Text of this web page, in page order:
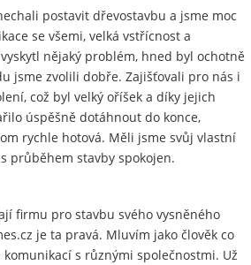
postavit dřevostavbu a jsme moc
se všemi, velká vstřícnost a
nějaký problém, hned byl ochotně
jsme zvolili dobře. Zajišťovali pro nás i
což byl velký oříšek a díky jejich
úspěšně dotáhnout do konce,
rychle hotová. Měli jsme svůj vlastní
průběhem stavby spokojen.
firmu pro stavbu svého vysněného
je ta pravá. Mluvím jako člověk co
s různými společnostmi. Už